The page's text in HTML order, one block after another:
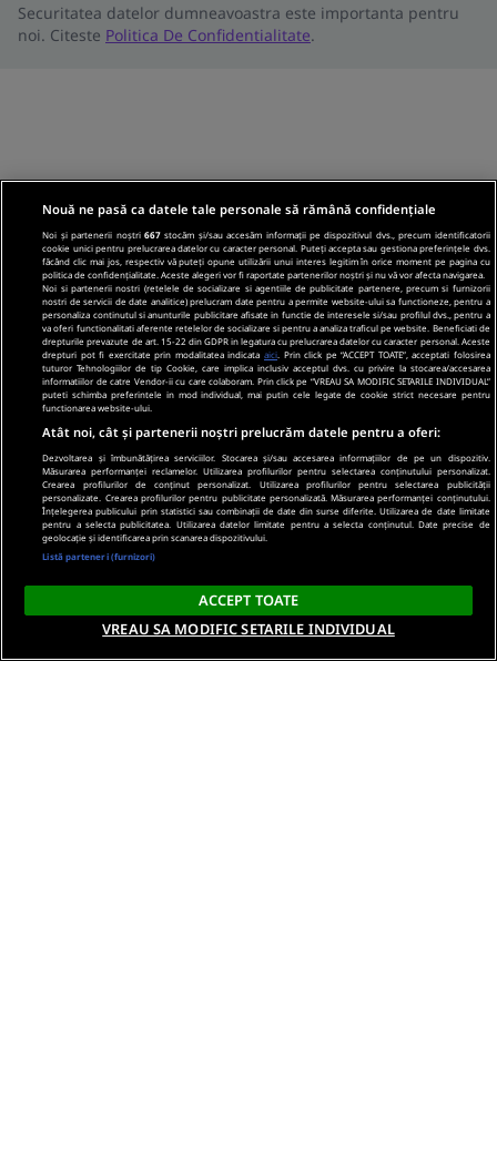
Securitatea datelor dumneavoastra este importanta pentru
noi. Citeste Politica De Confidentialitate.
Nouă ne pasă ca datele tale personale să rămână confidențiale
Noi și partenerii noștri667 stocăm și/sau accesăm informații pe dispozitivul dvs., precum identificatorii
cookie unici pentru prelucrarea datelor cu caracter personal. Puteți accepta sau gestiona preferințele dvs.
făcând clic mai jos, respectiv vă puteți opune utilizării unui interes legitim în orice moment pe pagina cu
politica de confidențialitate. Aceste alegeri vor fi raportate partenerilor noștri și nu vă vor afecta navigarea.
Noi si partenerii nostri (retelele de socializare si agentiile de publicitate partenere, precum si furnizorii
nostri de servicii de date analitice) prelucram date pentru a permite website-ului sa functioneze, pentru a
personaliza continutul si anunturile publicitare afisate in functie de interesele si/sau profilul dvs., pentru a
va oferi functionalitati aferente retelelor de socializare si pentru a analiza traficul pe website. Beneficiati de
drepturile prevazute de art. 15-22 din GDPR in legatura cu prelucrarea datelor cu caracter personal. Aceste
drepturi pot fi exercitate prin modalitatea indicata aici . Prin click pe “ACCEPT TOATE”, acceptati folosirea
tuturor Tehnologiilor de tip Cookie, care implica inclusiv acceptul dvs. cu privire la stocarea/accesarea
informatiilor de catre Vendor-ii cu care colaboram. Prin click pe “VREAU SA MODIFIC SETARILE INDIVIDUAL”
puteti schimba preferintele in mod individual, mai putin cele legate de cookie strict necesare pentru
functionarea website-ului.
Atât noi, cât și partenerii noștri prelucrăm datele pentru a oferi:
Dezvoltarea și îmbunătățirea serviciilor. Stocarea și/sau accesarea informațiilor de pe un dispozitiv.
Măsurarea performanței reclamelor. Utilizarea profilurilor pentru selectarea conținutului personalizat.
Crearea profilurilor de conținut personalizat. Utilizarea profilurilor pentru selectarea publicității
personalizate. Crearea profilurilor pentru publicitate personalizată. Măsurarea performanței conținutului.
Înțelegerea publicului prin statistici sau combinații de date din surse diferite. Utilizarea de date limitate
pentru a selecta publicitatea. Utilizarea datelor limitate pentru a selecta conținutul. Date precise de
geolocație și identificarea prin scanarea dispozitivului.
Listă parteneri (furnizori)
ACCEPT TOATE
VREAU SA MODIFIC SETARILE INDIVIDUAL